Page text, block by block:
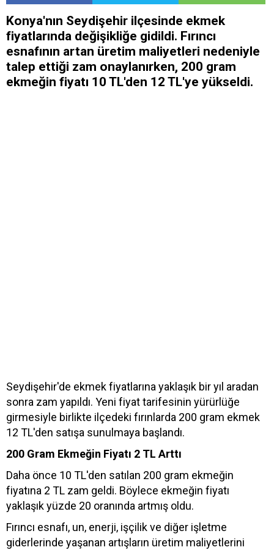
Konya'nın Seydişehir ilçesinde ekmek
fiyatlarında değişikliğe gidildi. Fırıncı
esnafının artan üretim maliyetleri nedeniyle
talep ettiği zam onaylanırken, 200 gram
ekmeğin fiyatı 10 TL'den 12 TL'ye yükseldi.
Seydişehir'de ekmek fiyatlarına yaklaşık bir yıl aradan
sonra zam yapıldı. Yeni fiyat tarifesinin yürürlüğe
girmesiyle birlikte ilçedeki fırınlarda 200 gram ekmek
12 TL'den satışa sunulmaya başlandı.
200 Gram Ekmeğin Fiyatı 2 TL Arttı
Daha önce 10 TL'den satılan 200 gram ekmeğin
fiyatına 2 TL zam geldi. Böylece ekmeğin fiyatı
yaklaşık yüzde 20 oranında artmış oldu.
Fırıncı esnafı, un, enerji, işçilik ve diğer işletme
giderlerinde yaşanan artışların üretim maliyetlerini